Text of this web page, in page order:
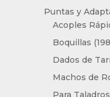
Puntas y
Acoples
Boquillas 198
Dados de
Machos de
Para